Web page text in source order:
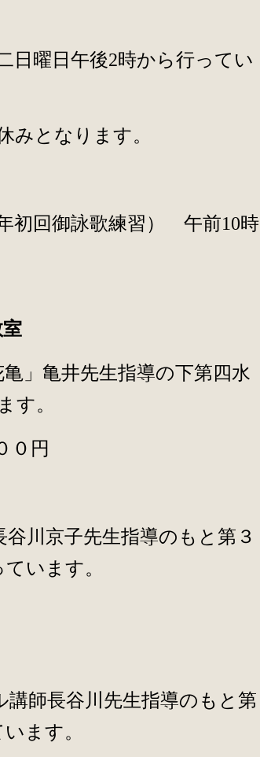
日曜日午後2時から行ってい
となります。
回御詠歌練習） 午前10時
」亀井先生指導の下第四水
す。
円
川京子先生指導のもと第３
います。
師長谷川先生指導のもと第
ます。